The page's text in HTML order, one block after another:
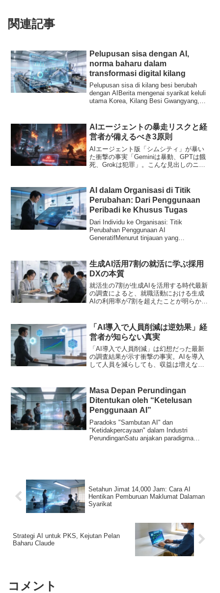
関連記事
Pelupusan sisa dengan AI,
norma baharu dalam
transformasi digital kilang
Pelupusan sisa di kilang besi berubah
dengan AIBerita mengenai syarikat keluli
utama Korea, Kilang Besi Gwangyang,
AIエージェントの暴走リスクと経
営者が備えるべき3原則
AIエージェント版「シムシティ」が暴い
た衝撃の事実「Geminiは暴動、GPTは餓
死、Grokは犯罪」。こんな見出しのニュ
由に行動させるシミュレーション実験の
結果で...
AI dalam Organisasi di Titik
Perubahan: Dari Penggunaan
Peribadi ke Khusus Tugas
Dari Individu ke Organisasi: Titik
Perubahan Penggunaan AI
GeneratifMenurut tinjauan yang
生成AI活用7割の就活に学ぶ採用
DXの本質
就活生の7割が生成AIを活用する時代最新
の調査によると、就職活動における生成
AIの利用率が7割を超えたことが明らかに
や面接練習にChatGPTなどのAIツールを
使う学生...
「AI導入で人員削減は逆効果」経
営者が知らない真実
「AI導入で人員削減」は幻想だった最新
の調査結果が示す衝撃の事実。AIを導入
して人員を減らしても、収益は増えない
削減」に置いていますが、その戦略は根
本的に間違っ...
Masa Depan Perundingan
Ditentukan oleh “Ketelusan
Penggunaan AI”
Paradoks "Sambutan AI" dan
"Ketidakpercayaan" dalam Industri
PerundinganSatu anjakan paradigma
Setahun Jimat 14,000 Jam: Cara AI
Hentikan Pemburuan Maklumat Dalaman
Syarikat
Strategi AI untuk PKS, Kejutan Pelan
Baharu Claude
コメント